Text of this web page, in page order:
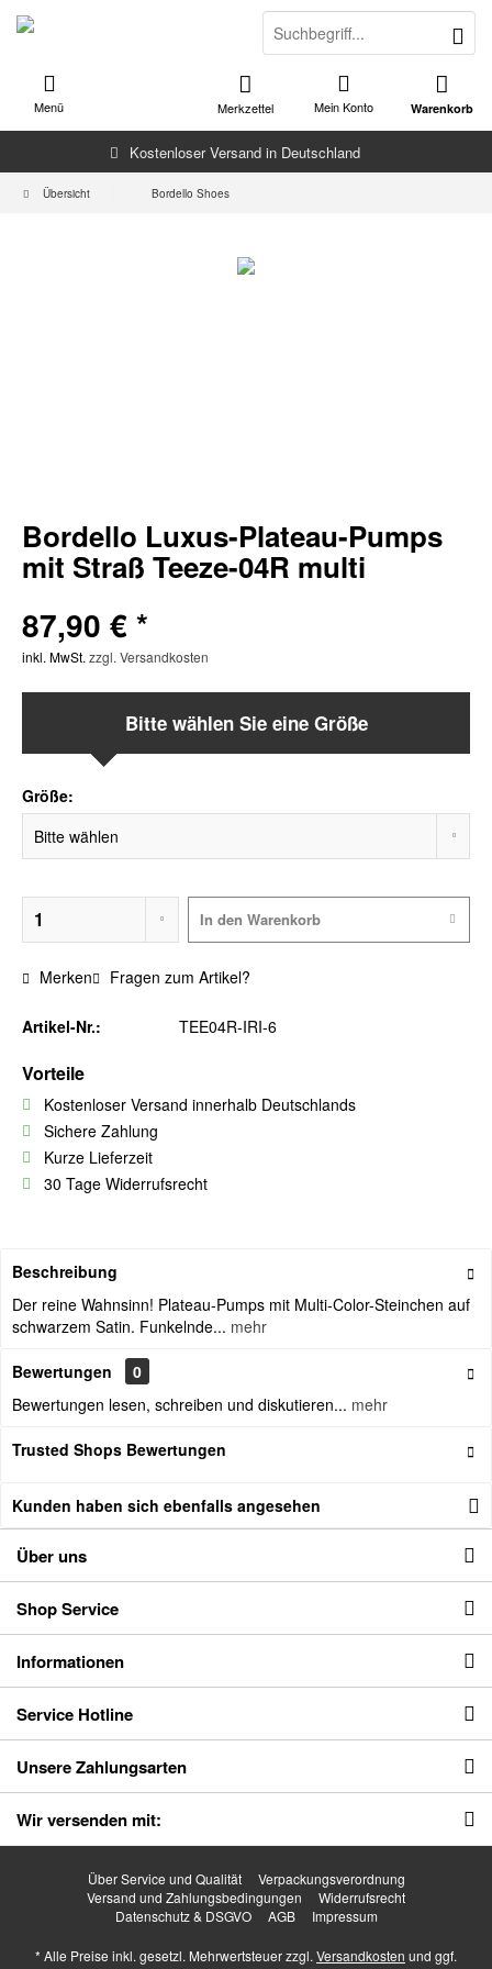
Kostenloser Versand in Deutschland
Warenkorb
Merkzettel Mein Konto
Menü
Übersicht Bordello Shoes
Bordello Luxus-Plateau-Pumps
mit Straß Teeze-04R multi
87,90 € *
inkl. MwSt. zzgl. Versandkosten
Bitte wählen Sie eine Größe
Größe:
In den Warenkorb
Merken Fragen zum Artikel?
Artikel-Nr.: TEE04R-IRI-6
Vorteile
Kostenloser Versand innerhalb Deutschlands
Sichere Zahlung
Kurze Lieferzeit
30 Tage Widerrufsrecht
Beschreibung
Der reine Wahnsinn! Plateau-Pumps mit Multi-Color-Steinchen auf
schwarzem Satin. Funkelnde... mehr
Bewertungen
0
Bewertungen lesen, schreiben und diskutieren... mehr
Trusted Shops Bewertungen
Kunden haben sich ebenfalls angesehen
Über uns
Shop Service
Informationen
Service Hotline
Unsere Zahlungsarten
Wir versenden mit:
Über Service und Qualität
Verpackungsverordnung
Versand und Zahlungsbedingungen
Widerrufsrecht
Datenschutz & DSGVO
AGB Impressum
* Alle Preise inkl. gesetzl. Mehrwertsteuer zzgl. Versandkosten und ggf.